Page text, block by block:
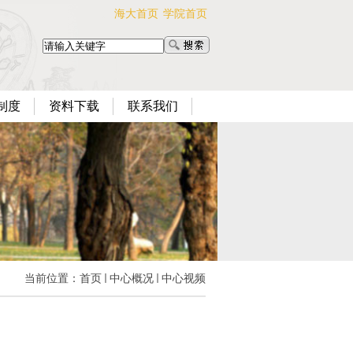
海大首页 学院首页
度 资料下载 联系我们
当前位置： 首页 中心概况 中心视频